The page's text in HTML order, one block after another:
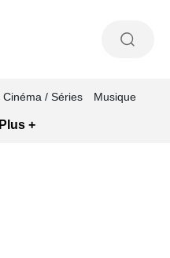
Cinéma / Séries Musique
Plus +